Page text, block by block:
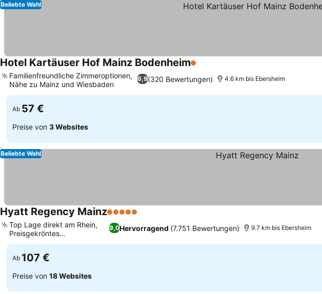
Beliebte Wahl
Hotel Kartäuser Hof Mainz Bodenheim1 Sterne
6,9(320 Bewertungen)
Familienfreundliche Zimmeroptionen,
Nähe zu Mainz und Wiesbaden
4.6 km bis Ebersheim
Ab 57 €
Preise von 3 Websites
Beliebte Wahl
Hyatt Regency Mainz5 Sterne
9,0Hervorragend (7.751 Bewertungen)
Top Lage direkt am Rhein,
Preisgekröntes
Frühstücksbuffet
9.7 km bis Ebersheim
Ab 107 €
Preise von 18 Websites